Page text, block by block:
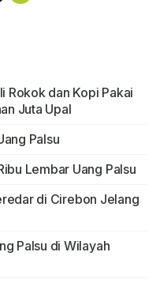
Rokok dan Kopi Pakai
Juta Upal
Palsu
Lembar Uang Palsu
di Cirebon Jelang
Palsu di Wilayah